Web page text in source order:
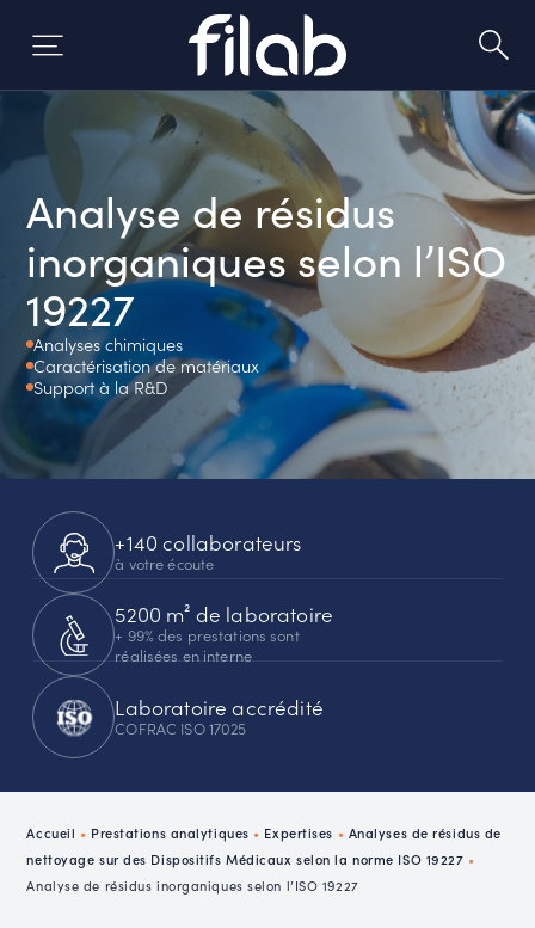
Analyse de résidus
inorganiques selon l’ISO
19227
Analyses chimiques
Caractérisation de matériaux
Support à la R&D
+140 collaborateurs
à votre écoute
5200 m² de laboratoire
+ 99% des prestations sont
réalisées en interne
Laboratoire accrédité
COFRAC ISO 17025
Accueil • Prestations analytiques • Expertises • Analyses de résidus de
nettoyage sur des Dispositifs Médicaux selon la norme ISO 19227 •
Analyse de résidus inorganiques selon l’ISO 19227